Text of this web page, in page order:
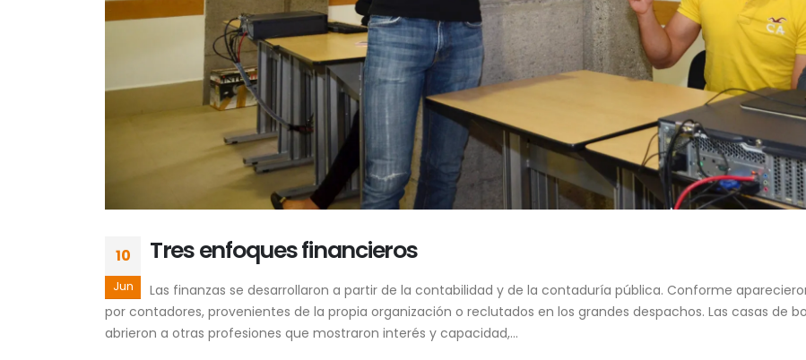
10
Jun
Tres enfoques financieros
Las finanzas se desarrollaron a partir de la contabilidad y de la contaduría pública. Conforme
por contadores, provenientes de la propia organización o reclutados en los grandes despachos. Las casas de
abrieron a otras profesiones que mostraron interés y capacidad,...